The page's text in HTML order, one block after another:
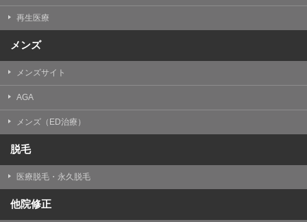
再生医療
メンズ
メンズサイト
AGA
メンズ（ED治療）
脱毛
医療脱毛・永久脱毛
他院修正